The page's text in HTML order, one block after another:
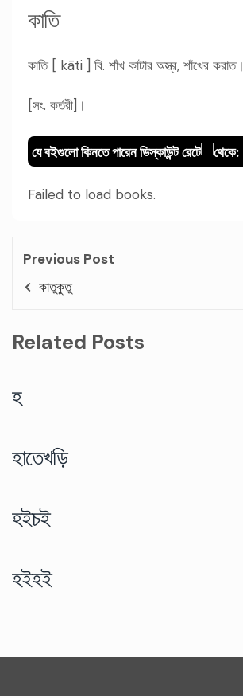
কাতি
কাতি [ kāti ] বি. শাঁখ কাটার অস্ত্র, শাঁখের করাত।
[সং. কর্তরী]।
যে বইগুলো কিনতে পারেন ডিস্কাউন্ট রেটে থেকে:
Failed to load books.
Previous Post
কাতুকুতু
Related Posts
হ
হাতেখড়ি
হইচই
হইহই